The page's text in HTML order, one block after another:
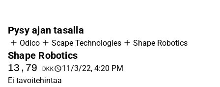
Pysy ajan tasalla
Odico Scape Technologies Shape Robotics
Shape Robotics
13,79 DKK
11/3/22, 4:20 PM
Ei tavoitehintaa